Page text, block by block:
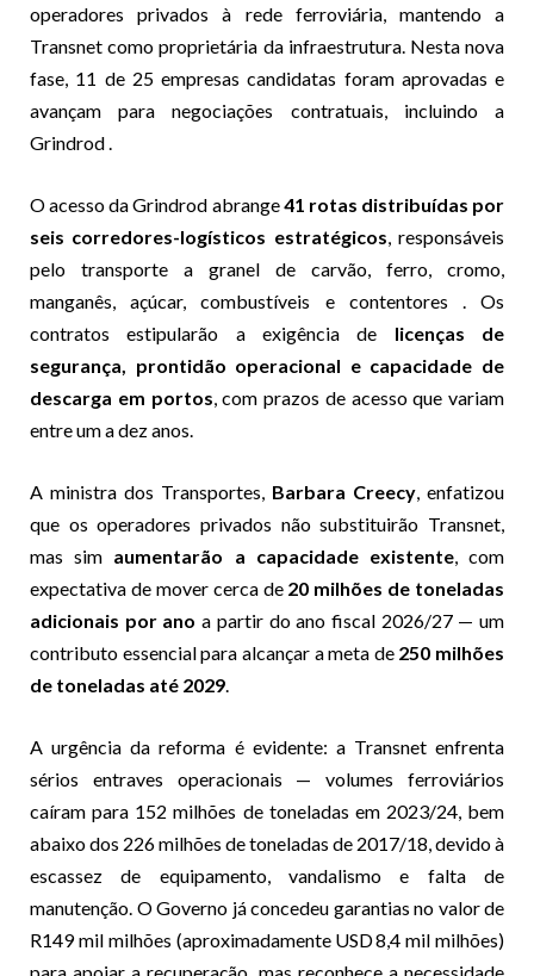
operadores privados à rede ferroviária, mantendo a
Transnet como proprietária da infraestrutura. Nesta nova
fase, 11 de 25 empresas candidatas foram aprovadas e
avançam para negociações contratuais, incluindo a
Grindrod .
O acesso da Grindrod abrange41 rotas distribuídas por
seis corredores-logísticos estratégicos, responsáveis
pelo transporte a granel de carvão, ferro, cromo,
manganês, açúcar, combustíveis e contentores . Os
contratos estipularão a exigência de licenças de
segurança, prontidão operacional e capacidade de
descarga em portos, com prazos de acesso que variam
entre um a dez anos.
A ministra dos Transportes, Barbara Creecy, enfatizou
que os operadores privados não substituirão Transnet,
mas sim aumentarão a capacidade existente, com
expectativa de mover cerca de 20 milhões de toneladas
adicionais por ano a partir do ano fiscal 2026/27 — um
contributo essencial para alcançar a meta de 250 milhões
de toneladas até 2029.
A urgência da reforma é evidente: a Transnet enfrenta
sérios entraves operacionais — volumes ferroviários
caíram para 152 milhões de toneladas em 2023/24, bem
abaixo dos 226 milhões de toneladas de 2017/18, devido à
escassez de equipamento, vandalismo e falta de
manutenção. O Governo já concedeu garantias no valor de
R149 mil milhões (aproximadamente USD8,4 mil milhões)